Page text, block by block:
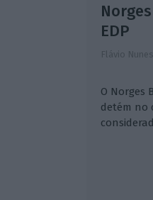
EDP
Flávio Nunes,
O Norges
detém no